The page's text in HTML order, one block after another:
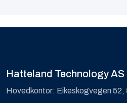
Hatteland Technology AS
Hovedkontor: Eikeskogvegen 52,